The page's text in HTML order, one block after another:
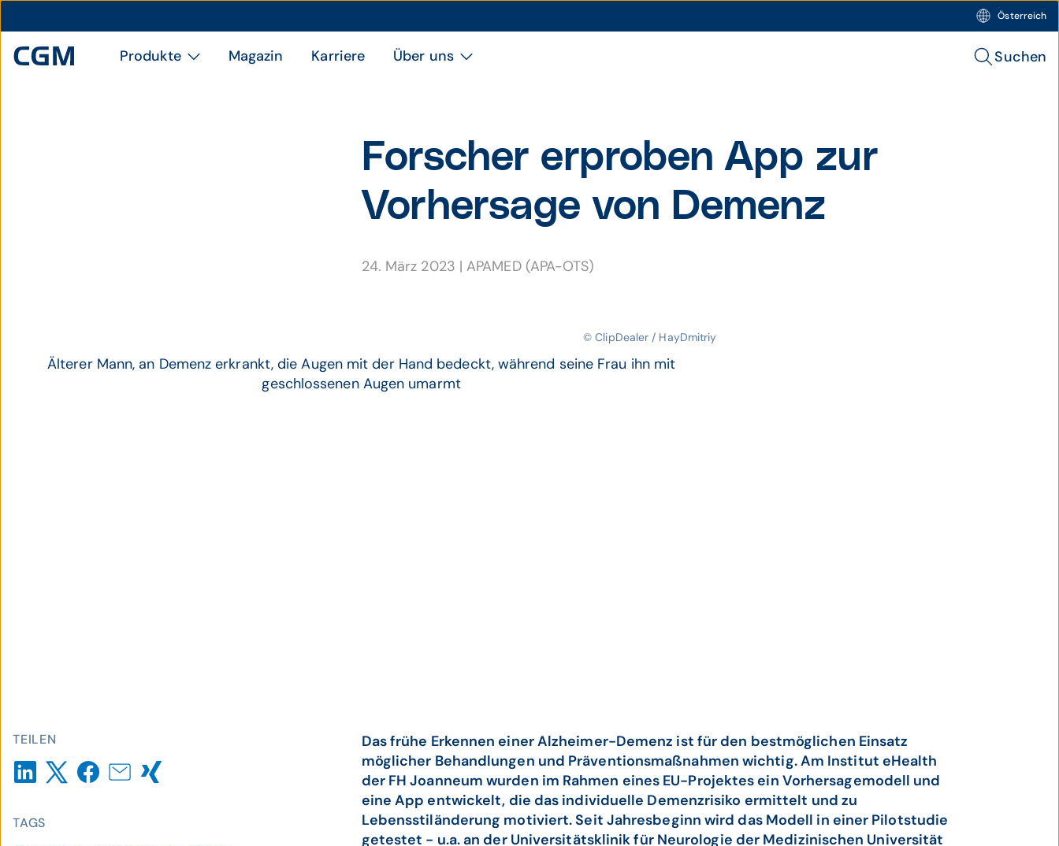
Österreich
Produkte Magazin Karriere Über uns Suchen
Forscher erproben App zur
Vorhersage von Demenz
24. März 2023 |APAMED (APA-OTS)
© ClipDealer / HayDmitriy
Älterer Mann, an Demenz erkrankt, die Augen mit der Hand bedeckt, während seine Frau ihn mit
geschlossenen Augen umarmt
TEILEN
TAGS
Das frühe Erkennen einer Alzheimer-Demenz ist für den bestmöglichen Einsatz
möglicher Behandlungen und Präventionsmaßnahmen wichtig. Am Institut eHealth
der FH Joanneum wurden im Rahmen eines EU-Projektes ein Vorhersagemodell und
eine App entwickelt, die das individuelle Demenzrisiko ermittelt und zu
Lebensstiländerung motiviert. Seit Jahresbeginn wird das Modell in einer Pilotstudie
getestet - u.a. an der Universitätsklinik für Neurologie der Medizinischen Universität